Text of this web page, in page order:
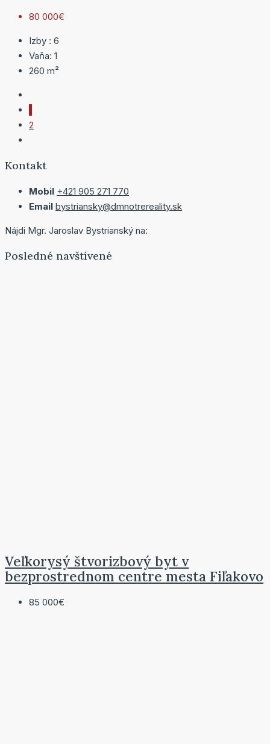
80 000€
Izby : 6
Vaňa: 1
260 m²
2
Kontakt
Mobil +421 905 271 770
Email bystriansky@dmnotrereality.sk
Nájdi Mgr. Jaroslav Bystrianský na:
Posledné navštívené
Veľkorysý štvorizbový byt v
bezprostrednom centre mesta Fiľakovo
85 000€